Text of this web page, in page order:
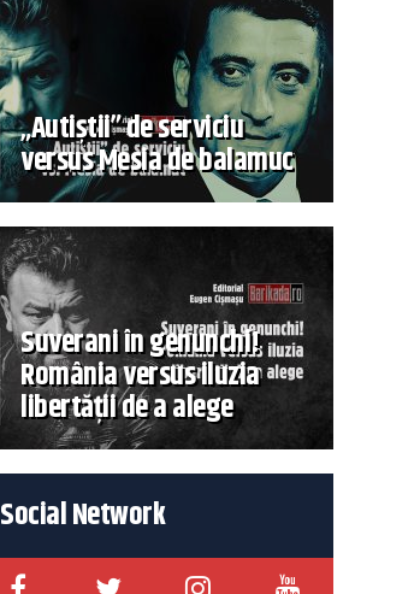
„Autiștii” de serviciu
versus Mesia de balamuc
Suverani în genunchi!
România versus iluzia
libertății de a alege
Social Network